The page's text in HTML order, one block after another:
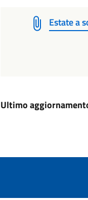
Estate a
Ultimo